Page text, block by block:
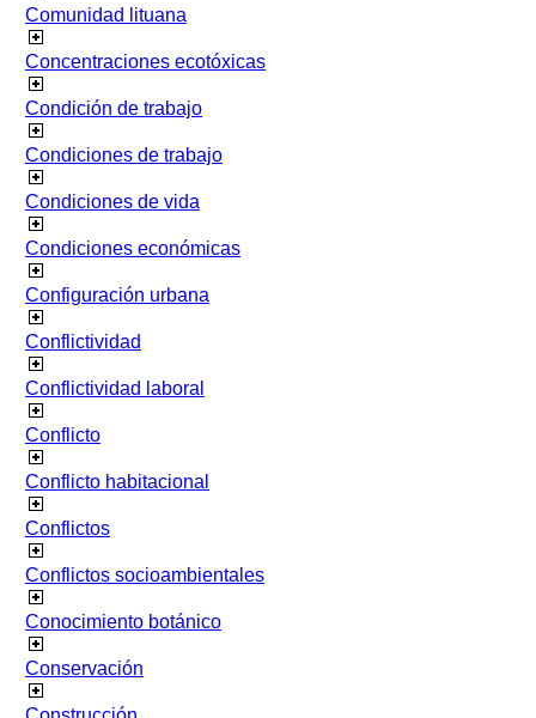
Comunidad lituana
Concentraciones ecotóxicas
Condición de trabajo
Condiciones de trabajo
Condiciones de vida
Condiciones económicas
Configuración urbana
Conflictividad
Conflictividad laboral
Conflicto
Conflicto habitacional
Conflictos
Conflictos socioambientales
Conocimiento botánico
Conservación